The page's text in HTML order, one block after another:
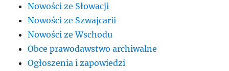
Nowości ze Słowacji
Nowości ze Szwajcarii
Nowości ze Wschodu
Obce prawodawstwo archiwalne
Ogłoszenia i zapowiedzi